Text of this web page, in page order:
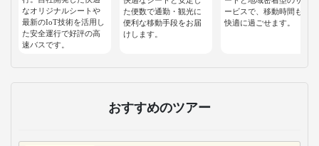
なオリジナルシートや
最新のIoT技術を活用し
た安全運行で好評の高
速バスです。
た便数で通勤・観光に
便利な移動手段をお届
けします。
ービスで、移動時間も
快適に過ごせます。
おすすめのツアー